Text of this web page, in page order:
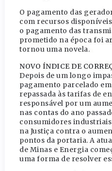
O pagamento das
com recursos
o pagamento das
prometido na época foi
tornou uma novela.
NOVO ÍNDICE DE
Depois de um longo
pagamento parcelado
repassada às tarifas de
responsável por um
nas contas do ano
consumidores
na Justiça contra o
pontos da portaria. A
de Minas e Energia
uma forma de resolver